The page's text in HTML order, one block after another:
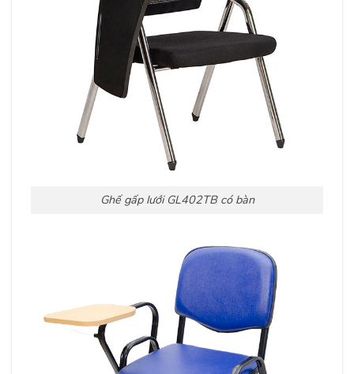
Ghế gấp lưới GL402TB có bàn